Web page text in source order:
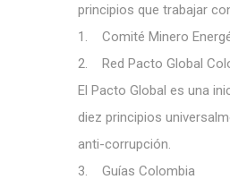
principios que trabajar
1. Comité Minero
2. Red Pacto Global
El Pacto Global es una
diez principios
anti-corrupción.
3. Guías Colombia